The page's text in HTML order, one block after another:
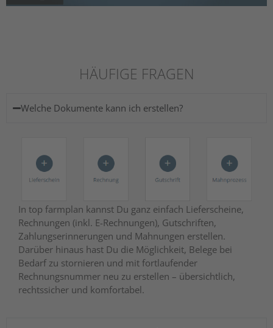
HÄUFIGE FRAGEN
Welche Dokumente kann ich erstellen?
In top farmplan kannst Du ganz einfach Lieferscheine,
Rechnungen (inkl. E-Rechnungen), Gutschriften,
Zahlungserinnerungen und Mahnungen erstellen.
Darüber hinaus hast Du die Möglichkeit, Belege bei
Bedarf zu stornieren und mit fortlaufender
Rechnungsnummer neu zu erstellen – übersichtlich,
rechtssicher und komfortabel.